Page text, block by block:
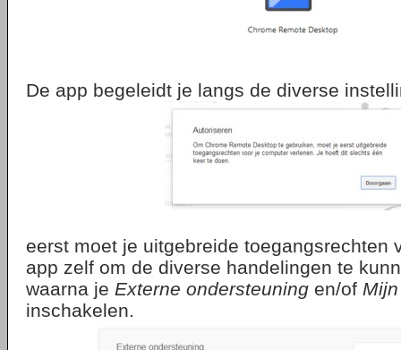
De app begeleidt je langs de diverse
eerst moet je uitgebreide toegangsrechten
app zelf om de diverse handelingen te
waarna je Externe ondersteuning en/of
inschakelen.